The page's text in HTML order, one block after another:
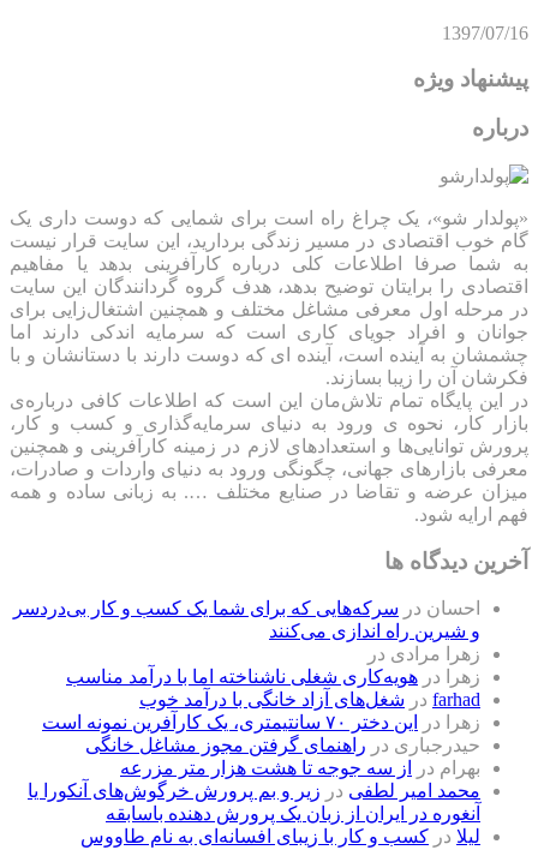
1397/07/16
پیشنهاد ویژه
درباره
«پولدار شو»، یک چراغ راه است برای شمایی که دوست داری یک
گام خوب اقتصادی در مسیر زندگی بردارید، این سایت قرار نیست
به شما صرفا اطلاعات کلی درباره کارآفرینی بدهد یا مفاهیم
اقتصادی را برایتان توضیح بدهد، هدف گروه گردانندگان این سایت
در مرحله اول معرفی مشاغل مختلف و همچنین اشتغال‌زایی برای
جوانان و افراد جویای کاری است که سرمایه اندکی دارند اما
چشمشان به آینده است، آینده ای که دوست دارند با دستانشان و با
فکرشان آن را زیبا بسازند.
در این پایگاه تمام تلاش‌مان این است که ‌اطلاعات کافی درباره‌ی
بازار کار، نحوه ی ورود به دنیای سرمایه‌گذاری و کسب و کار،
پرورش توانایی‌ها و استعدادهای لازم در زمینه کارآفرینی و همچنین
معرفی بازارهای جهانی، چگونگی ورود به دنیای واردات و صادرات،
میزان عرضه و تقاضا در صنایع مختلف …. به زبانی ساده و همه
فهم ارایه شود.
آخرین دیدگاه ها
احسان در سرکه‌هایی که برای شما یک کسب و کار بی‌دردسر
و شیرین راه اندازی می‌کنند
زهرا مرادی در
زهرا
در هویه‌کاری شغلی ناشناخته اما با درآمد مناسب
farhad در شغل‌های آزاد خانگی با درآمد خوب
زهرا
در
این دختر ۷۰ سانتیمتری، یک کارآفرین نمونه است
حیدرجباری در راهنمای گرفتن مجوز مشاغل خانگی
بهرام در
از سه جوجه تا هشت هزار متر مزرعه
محمد امیر لطفی در زیر و بم پرورش خرگوش‌های آنکورا یا
آنغوره در ایران از زبان یک پرورش دهنده باسابقه
لیلا در کسب و کار با زیبای افسانه‌ای به نام طاووس